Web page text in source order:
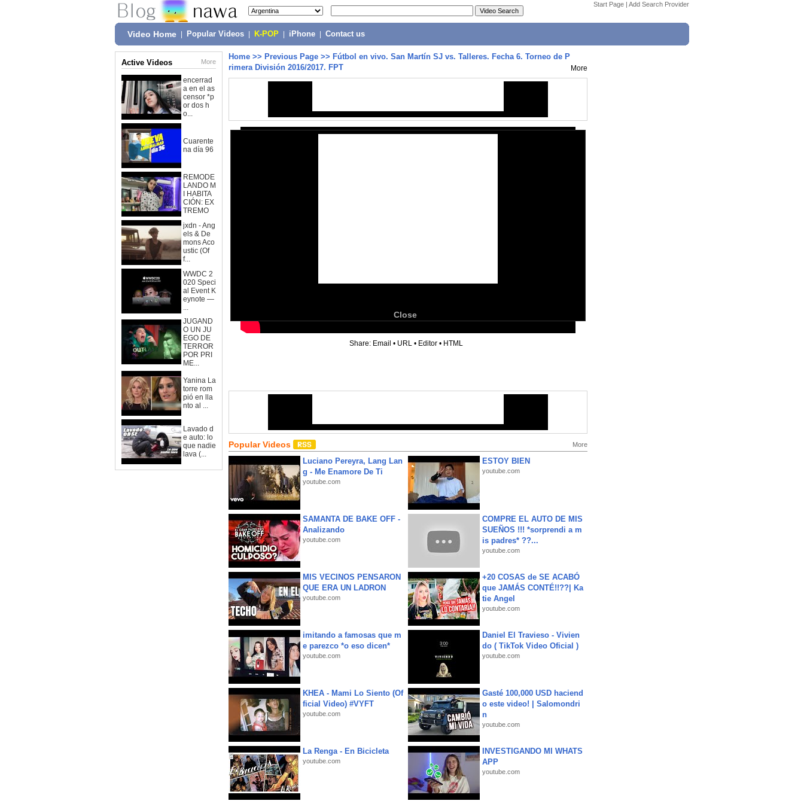
Start Page | Add Search Provider
Video Home Popular Videos K-POP iPhone Contact us
Active Videos More
encerrad
a en el as
censor *p
or dos h
o...
Cuarente
na día 96
REMODE
LANDO M
I HABITA
CIÓN: EX
TREMO
jxdn - Ang
els & De
mons Aco
ustic (Of
f...
WWDC 2
020 Speci
al Event K
eynote —
...
JUGAND
O UN JU
EGO DE
TERROR
POR PRI
ME...
Yanina La
torre rom
pió en lla
nto al ...
Lavado d
e auto: lo
que nadie
lava (...
Home >> Previous Page >> Fútbol en vivo. San Martín SJ vs. Talleres. Fecha 6. Torneo de P
rimera División 2016/2017. FPT
More
Close
Share: Email • URL • Editor • HTML
Popular Videos More
Luciano Pereyra, Lang Lan
g - Me Enamore De Ti
youtube.com
ESTOY BIEN
youtube.com
SAMANTA DE BAKE OFF -
Analizando
youtube.com
COMPRE EL AUTO DE MIS
SUEÑOS !!! *sorprendi a m
is padres* ??...
youtube.com
MIS VECINOS PENSARON
QUE ERA UN LADRON
youtube.com
+20 COSAS de SE ACABÓ
que JAMÁS CONTÉ!!??| Ka
tie Angel
youtube.com
imitando a famosas que m
e parezco *o eso dicen*
youtube.com
Daniel El Travieso - Vivien
do ( TikTok Video Oficial )
youtube.com
KHEA - Mami Lo Siento (Of
ficial Video) #VYFT
youtube.com
Gasté 100,000 USD haciend
o este video! | Salomondri
n
youtube.com
La Renga - En Bicicleta
youtube.com
INVESTIGANDO MI WHATS
APP
youtube.com